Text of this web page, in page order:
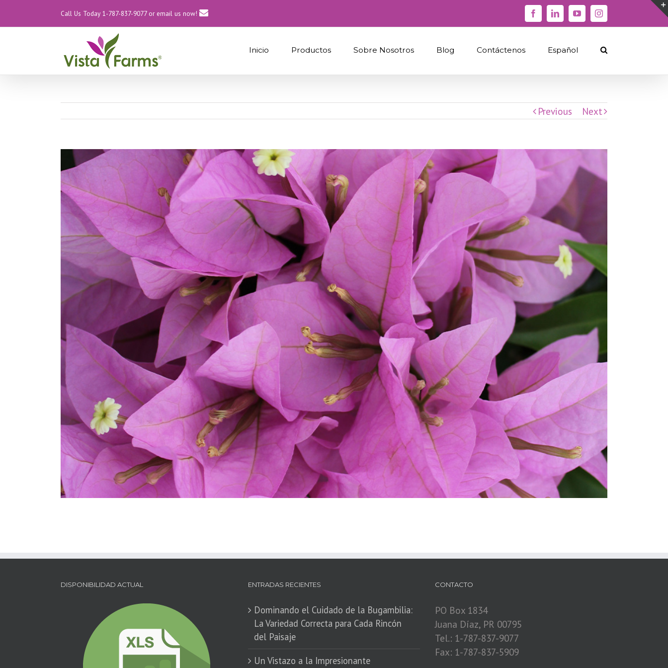
Call Us Today 1-787-837-9077 or email us now! FacebookLinkedinYouTubeInstagram
Inicio Productos Sobre Nosotros Blog Contáctenos Español
Previous Next
DISPONIBILIDAD ACTUAL ENTRADAS RECIENTES
Dominando el Cuidado de la Bugambilia:
La Variedad Correcta para Cada Rincón
del Paisaje
​Un Vistazo a la Impresionante
CONTACTO
PO Box 1834
Juana Díaz, PR 00795
Tel.: 1-787-837-9077
Fax: 1-787-837-5909